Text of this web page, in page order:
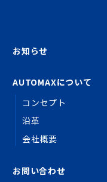
お知らせ
AUTOMAXについて
コンセプト
沿革
会社概要
お問い合わせ